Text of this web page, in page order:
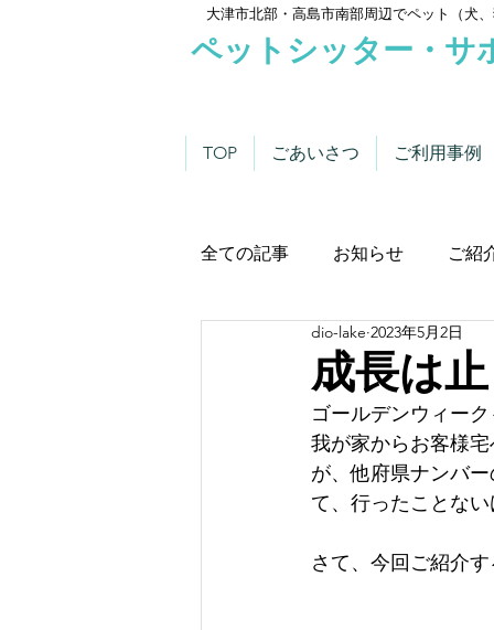
大津市北部・高島市南部周辺でペット（犬
ペットシッター・サ
TOP ごあいさつ ご利用事例
全ての記事 お知らせ ご紹
わんこにゃんこニュース
成長は
dio-lake 2023年5月2日
ゴールデンウィー
我が家からお客様
が、他府県ナンバ
て、行ったことな
さて、今回ご紹介